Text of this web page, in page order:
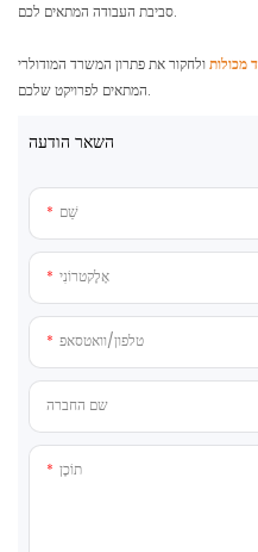
סביבת העבודה המתאים לכם.
מכולותולחקור את פתרון המשרד המודולרי
המתאים לפרויקט שלכם.
השאר הודעה
שֵׁם
אֶלֶקטרוֹנִי
טלפון/וואטסאפ
שם החברה
תוֹכֶן